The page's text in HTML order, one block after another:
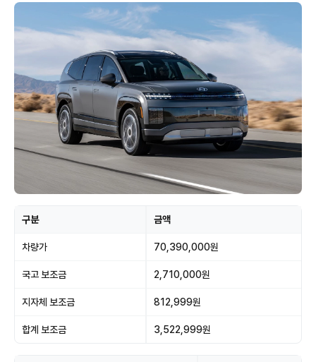
구분 금액
차량가 70,390,000원
국고 보조금 2,710,000원
지자체 보조금 812,999원
합계 보조금 3,522,999원